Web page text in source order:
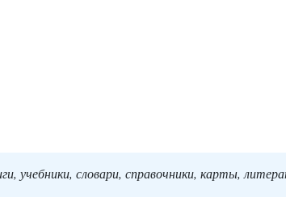
учебники, словари, справочники, карты,